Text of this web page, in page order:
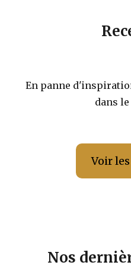
En panne
dans
Voir
Nos